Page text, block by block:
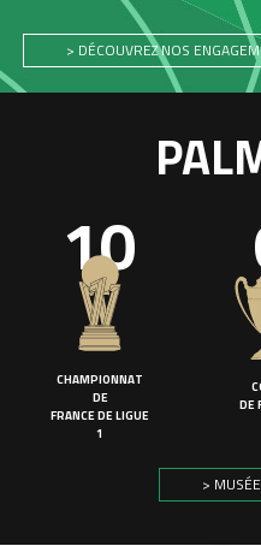
> DÉCOUVREZ NOS
10
CHAMPIONNAT
DE
FRANCE DE LIGUE
1
DE
>